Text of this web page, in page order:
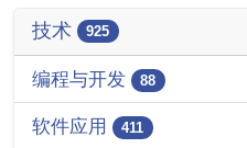
技术 925
编程与开发 88
软件应用 411